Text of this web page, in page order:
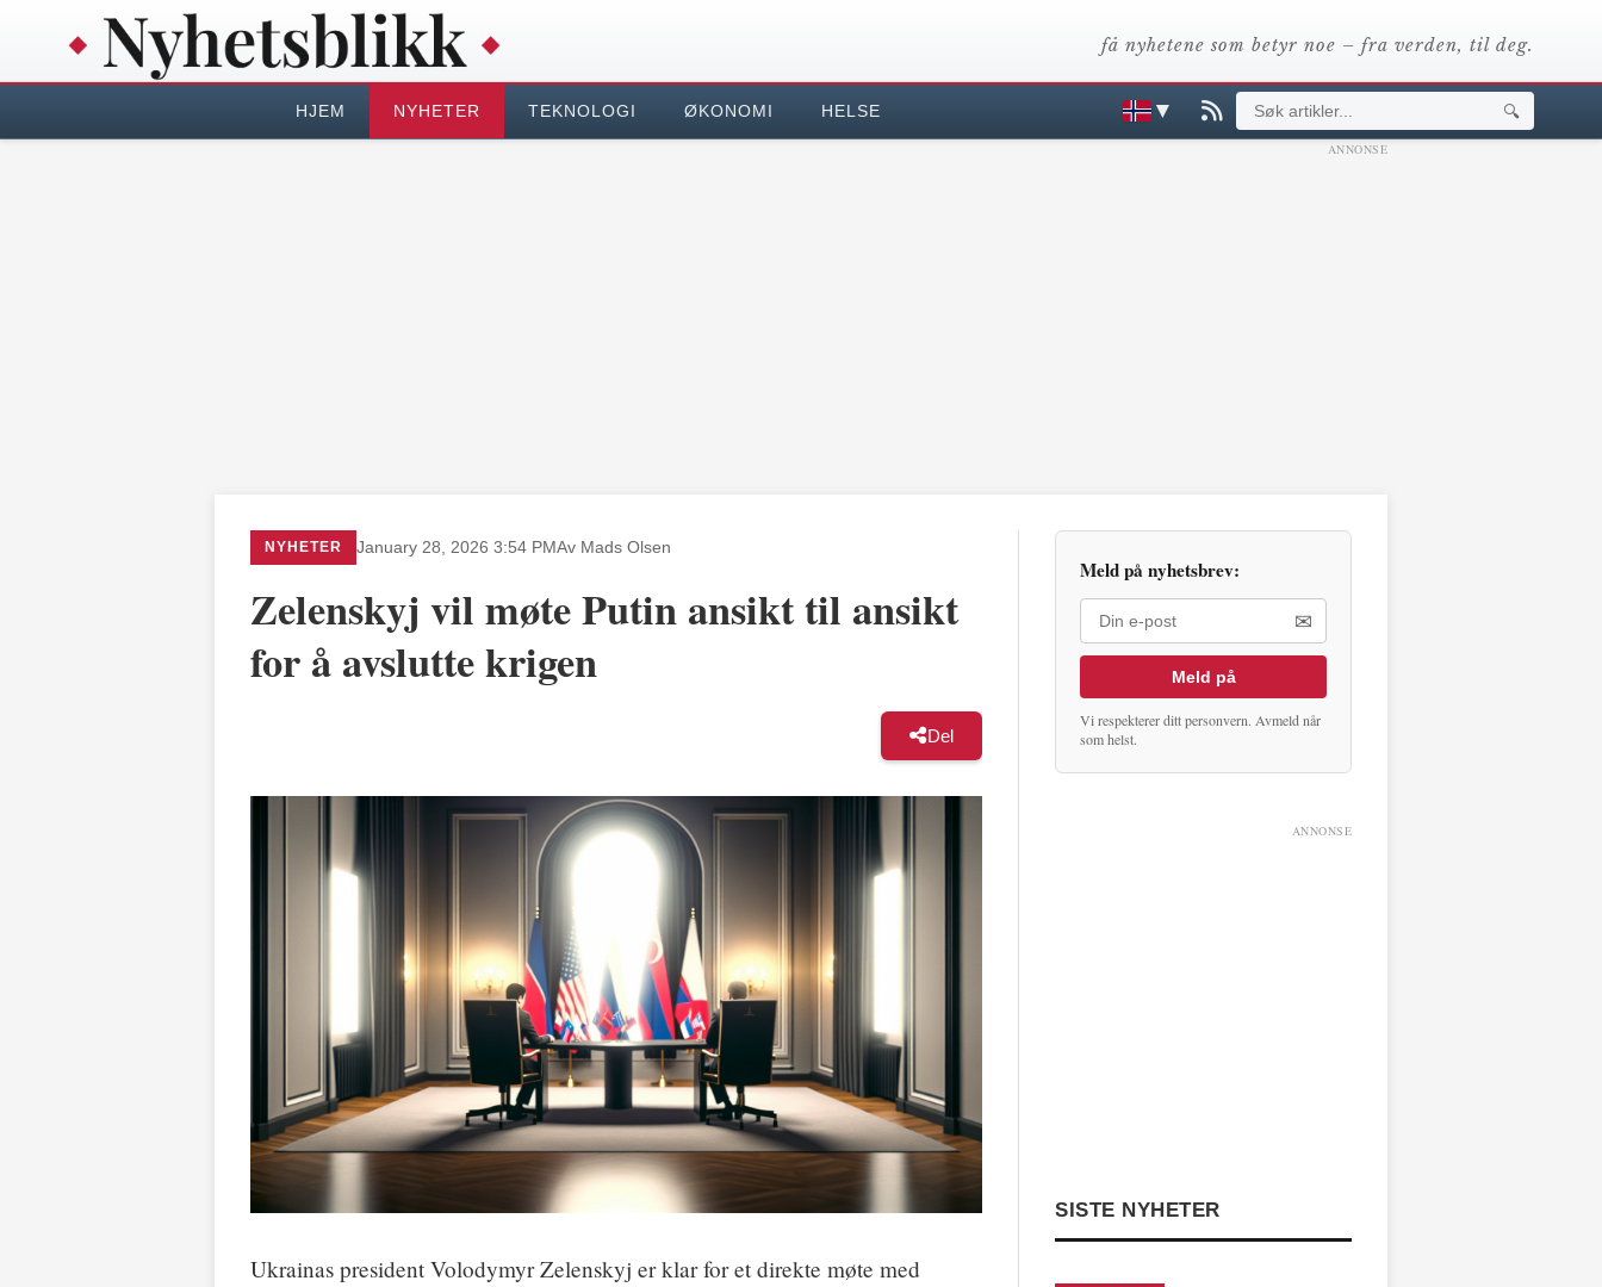
få nyhetene som betyr noe – fra verden, til deg.
HJEM NYHETER TEKNOLOGI ØKONOMI HELSE ▼ 🔍
ANNONSE
NYHETER January 28, 2026 3:54 PMAv Mads Olsen
Zelenskyj vil møte Putin ansikt til ansikt
for å avslutte krigen
Del
Ukrainas president Volodymyr Zelenskyj er klar for et direkte møte med
Meld på nyhetsbrev:
✉
Meld på
Vi respekterer ditt personvern. Avmeld når
som helst.
ANNONSE
SISTE NYHETER